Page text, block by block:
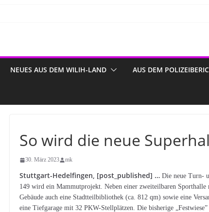
NEUES AUS DEM WILIH-LAND AUS DEM
So wird die neue
30. März 2023 mk
Stuttgart-Hedelfingen, [post_published] …Die neue Turn-
149 wird ein Mammutprojekt. Neben einer zweiteilbaren Sporthalle
Gebäude auch eine Stadtteilbibliothek (ca. 812 qm) sowie eine
eine Tiefgarage mit 32 PKW-Stellplätzen. Die bisherige